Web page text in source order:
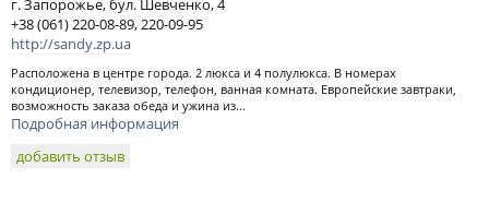
г. Запорожье, бул. Шевченко, 4
+38 (061) 220-08-89, 220-09-95
http://sandy.zp.ua
Расположена в центре города. 2 люкса и 4 полулюкса. В номерах
кондиционер, телевизор, телефон, ванная комната. Европейские завтраки,
возможность заказа обеда и ужина из...
Подробная информация
добавить отзыв